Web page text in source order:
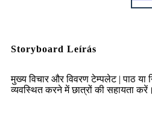
Storyboard Leírás
मुख्य विचार और विवरण टेम्पलेट | पाठ
व्यवस्थित करने में छात्रों की सहायता करें।